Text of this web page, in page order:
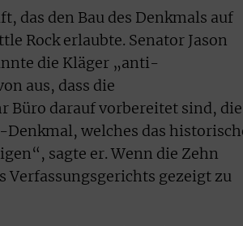
das den Bau des Denkmals auf
Rock erlaubte. Senator Jason
die Kläger „anti-
aus, dass die
Büro darauf vorbereitet sind, die
Denkmal, welches das
sagte er. Wenn die Zehn
Verfassungsgerichts gezeigt zu